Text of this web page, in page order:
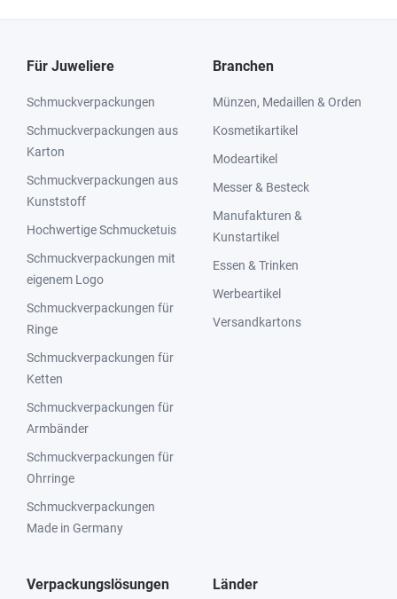
Für Juweliere
Schmuckverpackungen
Schmuckverpackungen aus
Karton
Schmuckverpackungen aus
Kunststoff
Hochwertige Schmucketuis
Schmuckverpackungen mit
eigenem Logo
Schmuckverpackungen für
Ringe
Schmuckverpackungen für
Ketten
Schmuckverpackungen für
Armbänder
Schmuckverpackungen für
Ohrringe
Schmuckverpackungen
Made in Germany
Branchen
Münzen, Medaillen & Orden
Kosmetikartikel
Modeartikel
Messer & Besteck
Manufakturen &
Kunstartikel
Essen & Trinken
Werbeartikel
Versandkartons
Verpackungslösungen Länder